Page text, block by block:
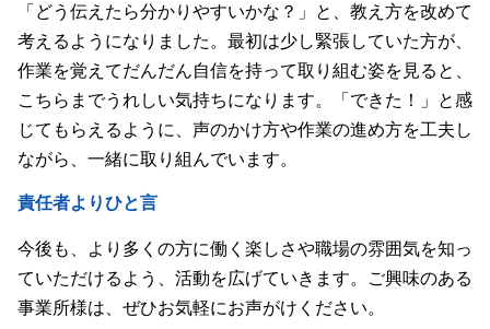
「どう伝えたら分かりやすいかな？」と、教え方を改めて
考えるようになりました。最初は少し緊張していた方が、
作業を覚えてだんだん自信を持って取り組む姿を見ると、
こちらまでうれしい気持ちになります。「できた！」と感
じてもらえるように、声のかけ方や作業の進め方を工夫し
ながら、一緒に取り組んでいます。
責任者よりひと言
今後も、より多くの方に働く楽しさや職場の雰囲気を知っ
ていただけるよう、活動を広げていきます。ご興味のある
事業所様は、ぜひお気軽にお声がけください。